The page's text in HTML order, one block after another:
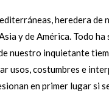
heredera de
y de América. Todo ha
nuestro inquietante
usos, costumbres e
en primer lugar si